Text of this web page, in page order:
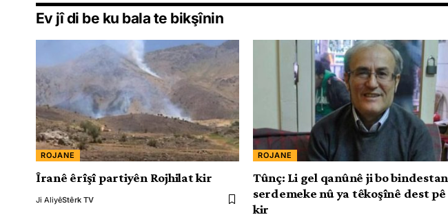
Ev jî di be ku bala te bikşînin
ROJANE
Îranê êrîşî partiyên Rojhilat kir
Ji AliyêStêrk TV
ROJANE
Tûnç: Li gel qanûnê ji bo bindestan
serdemeke nû ya têkoşînê dest pê
kir